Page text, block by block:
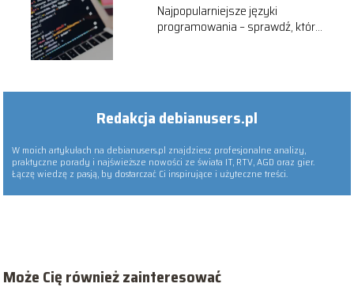
Najpopularniejsze języki
programowania – sprawdź, który
Redakcja debianusers.pl
W moich artykułach na debianusers.pl znajdziesz profesjonalne analizy,
praktyczne porady i najświeższe nowości ze świata IT, RTV, AGD oraz gier.
Łączę wiedzę z pasją, by dostarczać Ci inspirujące i użyteczne treści.
Może Cię również zainteresować